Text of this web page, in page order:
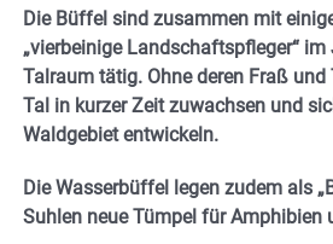
Die Büffel sind zusammen mit
„vierbeinige Landschaftspfleger“
Talraum tätig. Ohne deren Fraß und
Tal in kurzer Zeit zuwachsen und
Waldgebiet entwickeln.
Die Wasserbüffel legen zudem als
Suhlen neue Tümpel für Amphibien